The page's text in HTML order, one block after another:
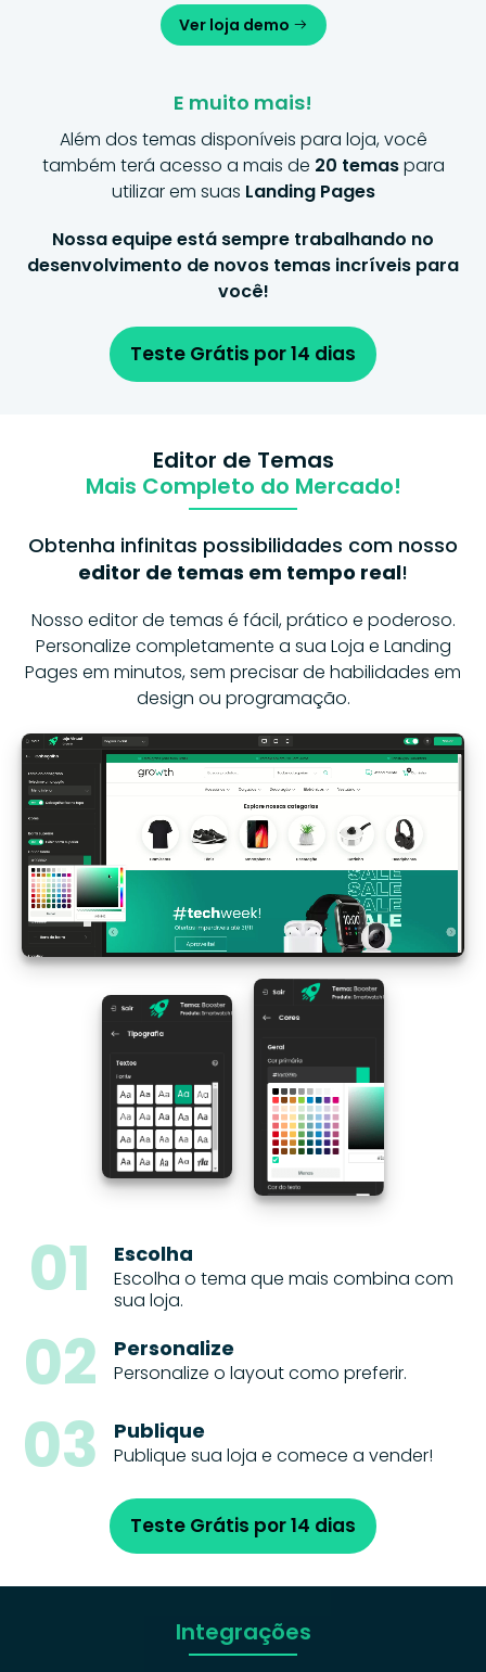
Ver loja demo
E muito mais!
Além dos temas disponíveis para loja, você
também terá acesso a mais de 20 temaspara
utilizar em suas Landing Pages
Nossa equipe está sempre trabalhando no
desenvolvimento de novos temas incríveis para
você!
Teste Grátis por 14 dias
Editor de Temas
Mais Completo do Mercado!
Obtenha infinitas possibilidades com nosso
editor de temas em tempo real!
Nosso editor de temas é fácil, prático e poderoso.
Personalize completamente a sua Loja e Landing
Pages em minutos, sem precisar de habilidades em
design ou programação.
01 Escolha
Escolha o tema que mais combina com
sua loja.
02 Personalize
Personalize o layout como preferir.
03 Publique
Publique sua loja e comece a vender!
Teste Grátis por 14 dias
Integrações